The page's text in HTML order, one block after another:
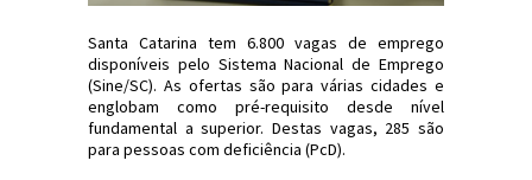
Santa Catarina tem 6.800 vagas de emprego
disponíveis pelo Sistema Nacional de Emprego
(Sine/SC). As ofertas são para várias cidades e
englobam como pré-requisito desde nível
fundamental a superior. Destas vagas, 285 são
para pessoas com deficiência (PcD).